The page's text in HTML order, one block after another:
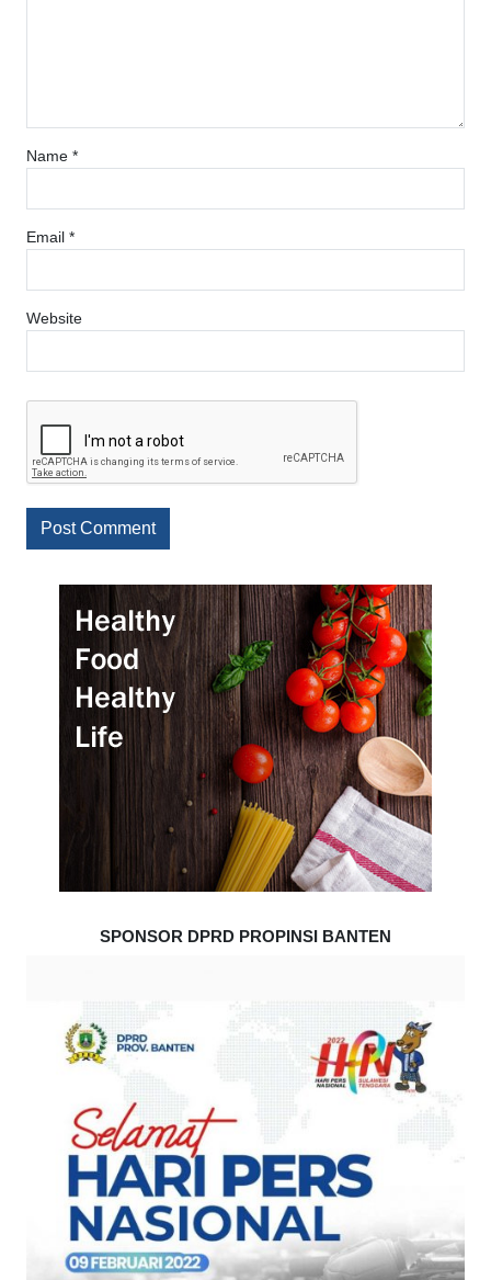
Name *
Email *
Website
SPONSOR DPRD PROPINSI BANTEN